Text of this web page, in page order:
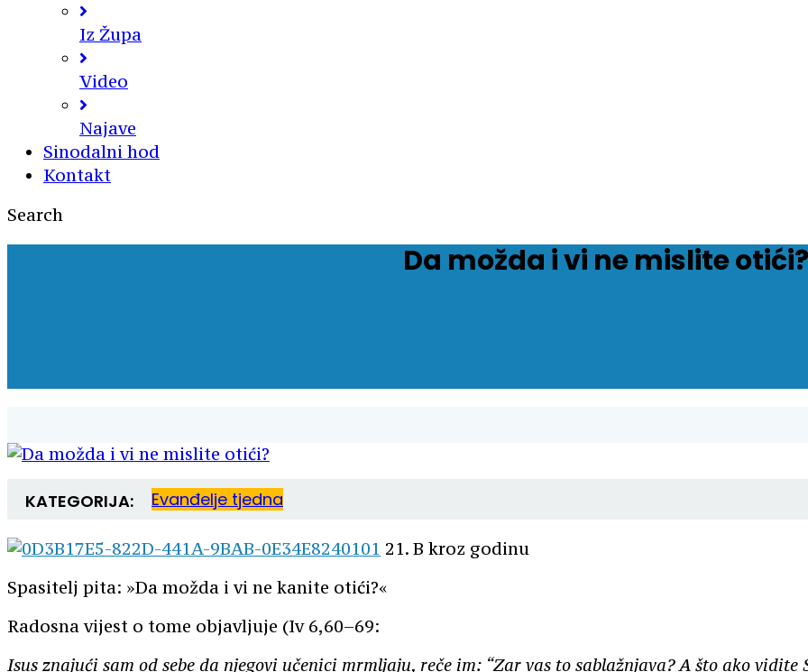
Iz Župa
Video
Najave
Sinodalni hod
Kontakt
Search
Da možda i vi ne mislite otići?
KATEGORIJA: Evanđelje tjedna
21. B kroz godinu
Spasitelj pita: »Da možda i vi ne kanite otići?«
Radosna vijest o tome objavljuje (Iv 6,60–69:
Isus znajući sam od sebe da njegovi učenici mrmljaju, reče im: “Zar vas to sablažnjava? A što ako